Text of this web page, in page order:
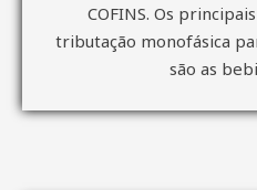
COFINS. Os
tributação monofásica
são as